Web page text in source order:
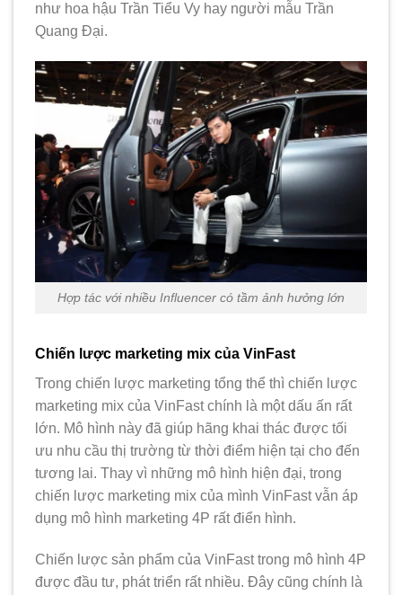
như hoa hậu Trần Tiểu Vy hay người mẫu Trần
Quang Đại.
Hợp tác với nhiều Influencer có tầm ảnh hưởng lớn
Chiến lược marketing mix của VinFast
Trong chiến lược marketing tổng thể thì chiến lược
marketing mix của VinFast chính là một dấu ấn rất
lớn. Mô hình này đã giúp hãng khai thác được tối
ưu nhu cầu thị trường từ thời điểm hiện tại cho đến
tương lai. Thay vì những mô hình hiện đại, trong
chiến lược marketing mix của mình VinFast vẫn áp
dụng mô hình marketing 4P rất điển hình.
Chiến lược sản phẩm của VinFast trong mô hình 4P
được đầu tư, phát triển rất nhiều. Đây cũng chính là